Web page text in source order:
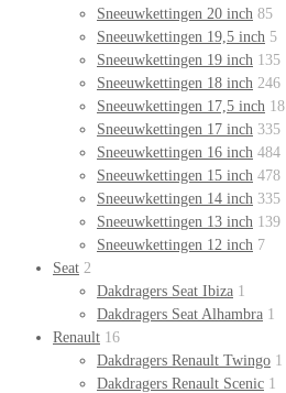
Sneeuwkettingen 20 inch 85
Sneeuwkettingen 19,5 inch 5
Sneeuwkettingen 19 inch 135
Sneeuwkettingen 18 inch 246
Sneeuwkettingen 17,5 inch 18
Sneeuwkettingen 17 inch 335
Sneeuwkettingen 16 inch 484
Sneeuwkettingen 15 inch 478
Sneeuwkettingen 14 inch 335
Sneeuwkettingen 13 inch 139
Sneeuwkettingen 12 inch 7
Seat 2
Dakdragers Seat Ibiza 1
Dakdragers Seat Alhambra 1
Renault 16
Dakdragers Renault Twingo 1
Dakdragers Renault Scenic 1